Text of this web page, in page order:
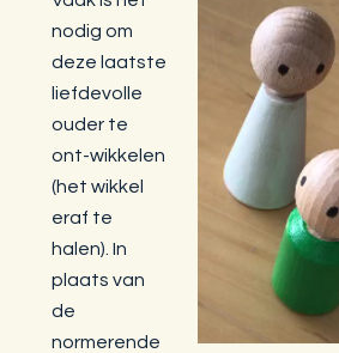
nodig om
deze laatste
liefdevolle
ouder te
ont-wikkelen
(het wikkel
eraf te
halen). In
plaats van
de
normerende